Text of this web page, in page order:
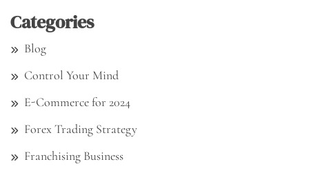
Categories
Blog
Control Your Mind
E-Commerce for 2024
Forex Trading Strategy
Franchising Business